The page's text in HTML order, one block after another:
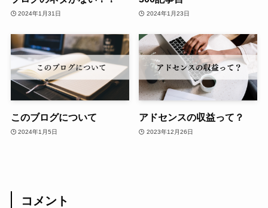
2024年1月31日 2024年1月23日
このブログについて
2024年1月5日
アドセンスの収益って？
2023年12月26日
コメント